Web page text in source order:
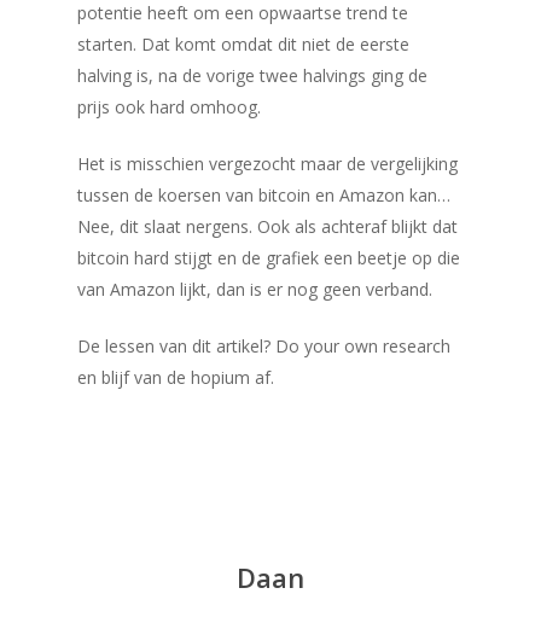
potentie heeft om een opwaartse trend te
starten. Dat komt omdat dit niet de eerste
halving is, na de vorige twee halvings ging de
prijs ook hard omhoog.
Het is misschien vergezocht maar de vergelijking
tussen de koersen van bitcoin en Amazon kan…
Nee, dit slaat nergens. Ook als achteraf blijkt dat
bitcoin hard stijgt en de grafiek een beetje op die
van Amazon lijkt, dan is er nog geen verband.
De lessen van dit artikel? Do your own research
en blijf van de hopium af.
Daan